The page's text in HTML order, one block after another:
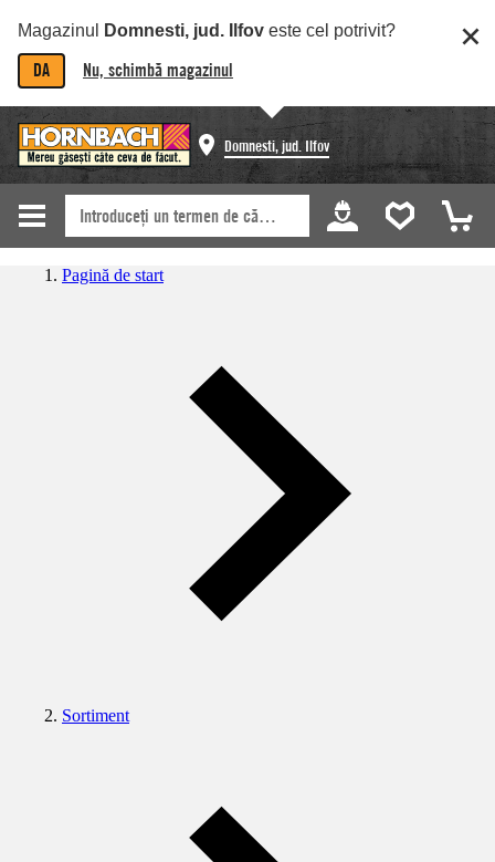
Magazinul Domnesti, jud. Ilfov este cel potrivit?
DA Nu, schimbă magazinul
Domnesti, jud. Ilfov
Pagină de start
Sortiment